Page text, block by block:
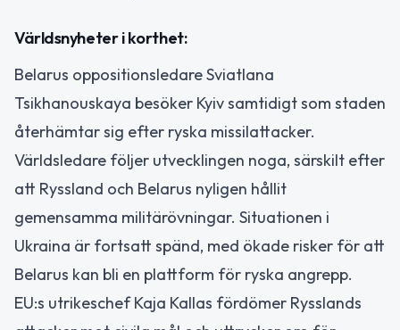
Världsnyheter i korthet:
Belarus oppositionsledare Sviatlana
Tsikhanouskaya besöker Kyiv samtidigt som staden
återhämtar sig efter ryska missilattacker.
Världsledare följer utvecklingen noga, särskilt efter
att Ryssland och Belarus nyligen hållit
gemensamma militärövningar. Situationen i
Ukraina är fortsatt spänd, med ökade risker för att
Belarus kan bli en plattform för ryska angrepp.
EU:s utrikeschef Kaja Kallas fördömer Rysslands